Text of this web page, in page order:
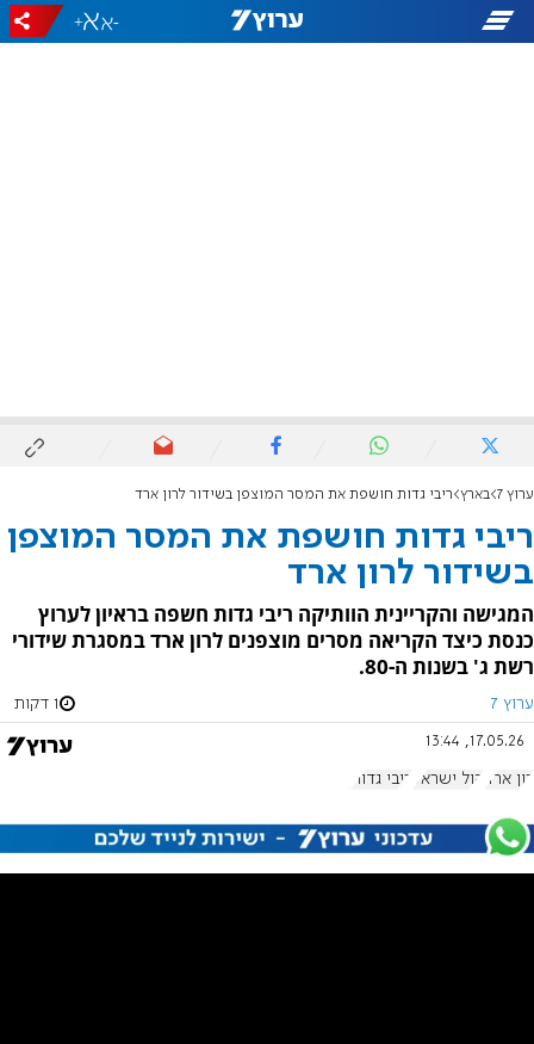
-
+
ערוץ 7 בארץ ריבי גדות חושפת את המסר המוצפן בשידור לרון ארד
ריבי גדות חושפת את המסר המוצפן
בשידור לרון ארד
המגישה והקריינית הוותיקה ריבי גדות חשפה בראיון לערוץ
כנסת כיצד הקריאה מסרים מוצפנים לרון ארד במסגרת שידורי
רשת ג' בשנות ה-80.
ערוץ 7 1 דקות
17.05.26, 13:44
רון ארד קול ישראל ריבי גדות